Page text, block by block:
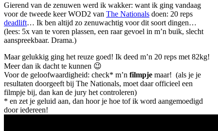
Gierend van de zenuwen werd ik wakker: want ik ging vandaag
voor de tweede keer WOD2 van The Nationals doen: 20 reps
deadlift… Ik ben altijd zo zenuwachtig voor dit soort dingen…
(lees: 5x van te voren plassen, een raar gevoel in m’n buik, slecht
aanspreekbaar. Drama.)
Maar gelukkig ging het reuze goed! Ik deed m’n 20 reps met 82kg!
Meer dan ik dacht te kunnen 😉
Voor de geloofwaardigheid: check* m’n filmpje maar! (als je je
resultaten doorgeeft bij The Nationals, moet daar officieel een
filmpje bij, dan kan de jury het controleren)
* en zet je geluid aan, dan hoor je hoe tof ik word aangemoedigd
door iedereen!